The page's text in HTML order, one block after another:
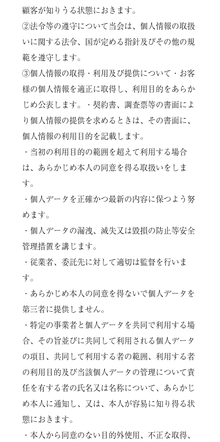
顧客が知りうる状態におきます。
②法令等の遵守について当会は、個人情報の取扱
いに関する法令、国が定める指針及びその他の規
範を遵守します。
③個人情報の取得・利用及び提供について・お客
様の個人情報を適正に取得し、利用目的をあらか
じめ公表します。・契約書、調査票等の書面によ
り個人情報の提供を求めるときは、その書面に、
個人情報の利用目的を記載します。
・当初の利用目的の範囲を超えて利用する場合
は、あらかじめ本人の同意を得る取扱いをしま
す。
・個人データを正確かつ最新の内容に保つよう努
めます。
・個人データの漏洩、滅失又は毀損の防止等安全
管理措置を講じます。
・従業者、委託先に対して適切は監督を行いま
す。
・あらかじめ本人の同意を得ないで個人データを
第三者に提供しません。
・特定の事業者と個人データを共同で利用する場
合、その旨並びに共同して利用される個人データ
の項目、共同して利用する者の範囲、利用する者
の利用目的及び当該個人データの管理について責
任を有する者の氏名又は名称について、あらかじ
め本人に通知し、又は、本人が容易に知り得る状
態におきます。
・本人から同意のない目的外使用、不正な取得、